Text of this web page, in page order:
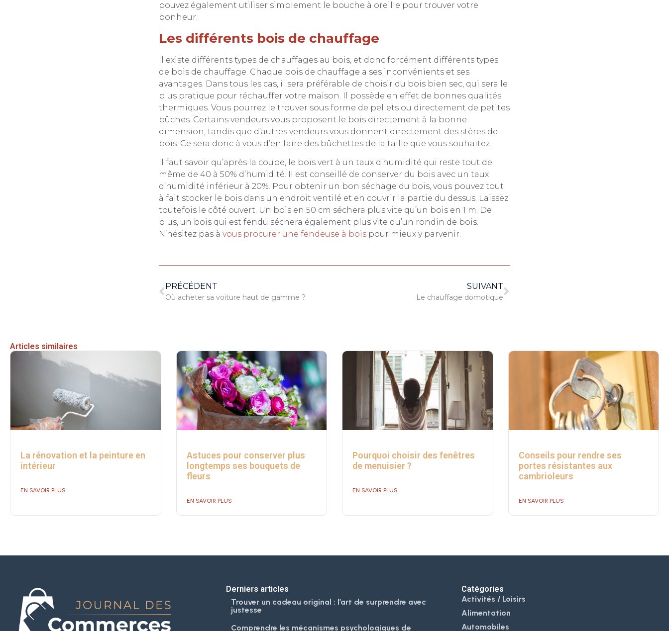
pouvez également utiliser simplement le bouche à oreille pour trouver votre
bonheur.
Les différents bois de chauffage
Il existe différents types de chauffages au bois, et donc forcément différents types
de bois de chauffage. Chaque bois de chauffage a ses inconvénients et ses
avantages. Dans tous les cas, il sera préférable de choisir du bois bien sec, qui sera le
plus pratique pour réchauffer votre maison. Il possède en effet de bonnes qualités
thermiques. Vous pourrez le trouver sous forme de pellets ou directement de petites
bûches. Certains vendeurs vous proposent le bois directement à la bonne
dimension, tandis que d’autres vendeurs vous donnent directement des stères de
bois. Ce sera donc à vous d’en faire des bûchettes de la taille que vous souhaitez.
Il faut savoir qu’après la coupe, le bois vert à un taux d’humidité qui reste tout de
même de 40 à 50% d’humidité. Il est conseillé de conserver du bois avec un taux
d’humidité inférieur à 20%. Pour obtenir un bon séchage du bois, vous pouvez tout
à fait stocker le bois dans un endroit ventilé et en couvrir la partie du dessus. Laissez
toutefois le côté ouvert. Un bois en 50 cm séchera plus vite qu’un bois en 1 m. De
plus, un bois qui est fendu séchera également plus vite qu’un rondin de bois.
N’hésitez pas à vous procurer une fendeuse à boispour mieux y parvenir.
PRÉCÉDENT
Où acheter sa voiture haut de gamme ?
SUIVANT
Le chauffage domotique
Articles similaires
La rénovation et la peinture en
intérieur
EN SAVOIR PLUS
Astuces pour conserver plus
longtemps ses bouquets de
fleurs
EN SAVOIR PLUS
Pourquoi choisir des fenêtres
de menuisier ?
EN SAVOIR PLUS
Conseils pour rendre ses
portes résistantes aux
cambrioleurs
EN SAVOIR PLUS
Derniers articles
Trouver un cadeau original : l’art de surprendre avec
justesse
Comprendre les mécanismes psychologiques de
Catégories
Activités / Loisirs
Alimentation
Automobiles